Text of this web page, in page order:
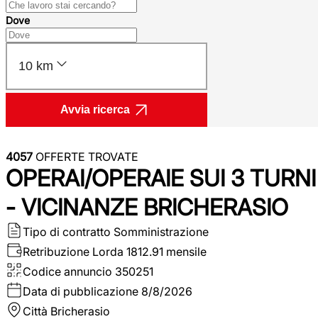
Dove
10 km
Avvia ricerca
4057 OFFERTE TROVATE
OPERAI/OPERAIE SUI 3 TURNI
- VICINANZE BRICHERASIO
Tipo di contratto Somministrazione
Retribuzione Lorda 1812.91 mensile
Codice annuncio 350251
Data di pubblicazione 8/8/2026
Città Bricherasio